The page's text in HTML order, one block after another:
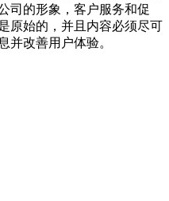
司的形象，客户服务和促
原始的，并且内容必须尽可
并改善用户体验。